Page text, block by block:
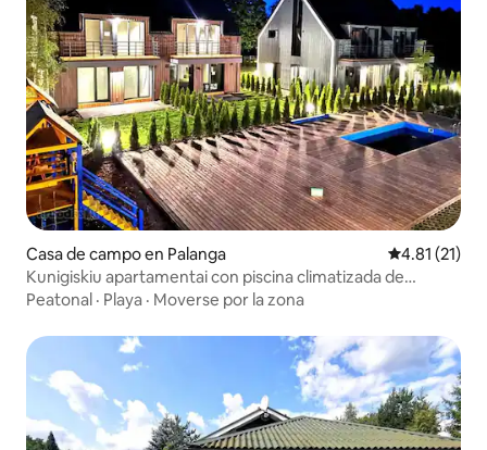
Casa de campo en Palanga Calificación
4.81 (21)
Kunigiskiu apartamentai con piscina climatizada de
temporada
Peatonal · Playa · Moverse por la zona